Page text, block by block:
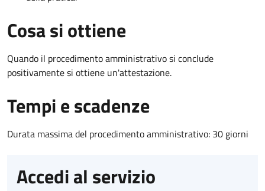
Cosa si ottiene
Quando il procedimento amministrativo si conclude
positivamente si ottiene un'attestazione.
Tempi e scadenze
Durata massima del procedimento amministrativo: 30 giorni
Accedi al servizio